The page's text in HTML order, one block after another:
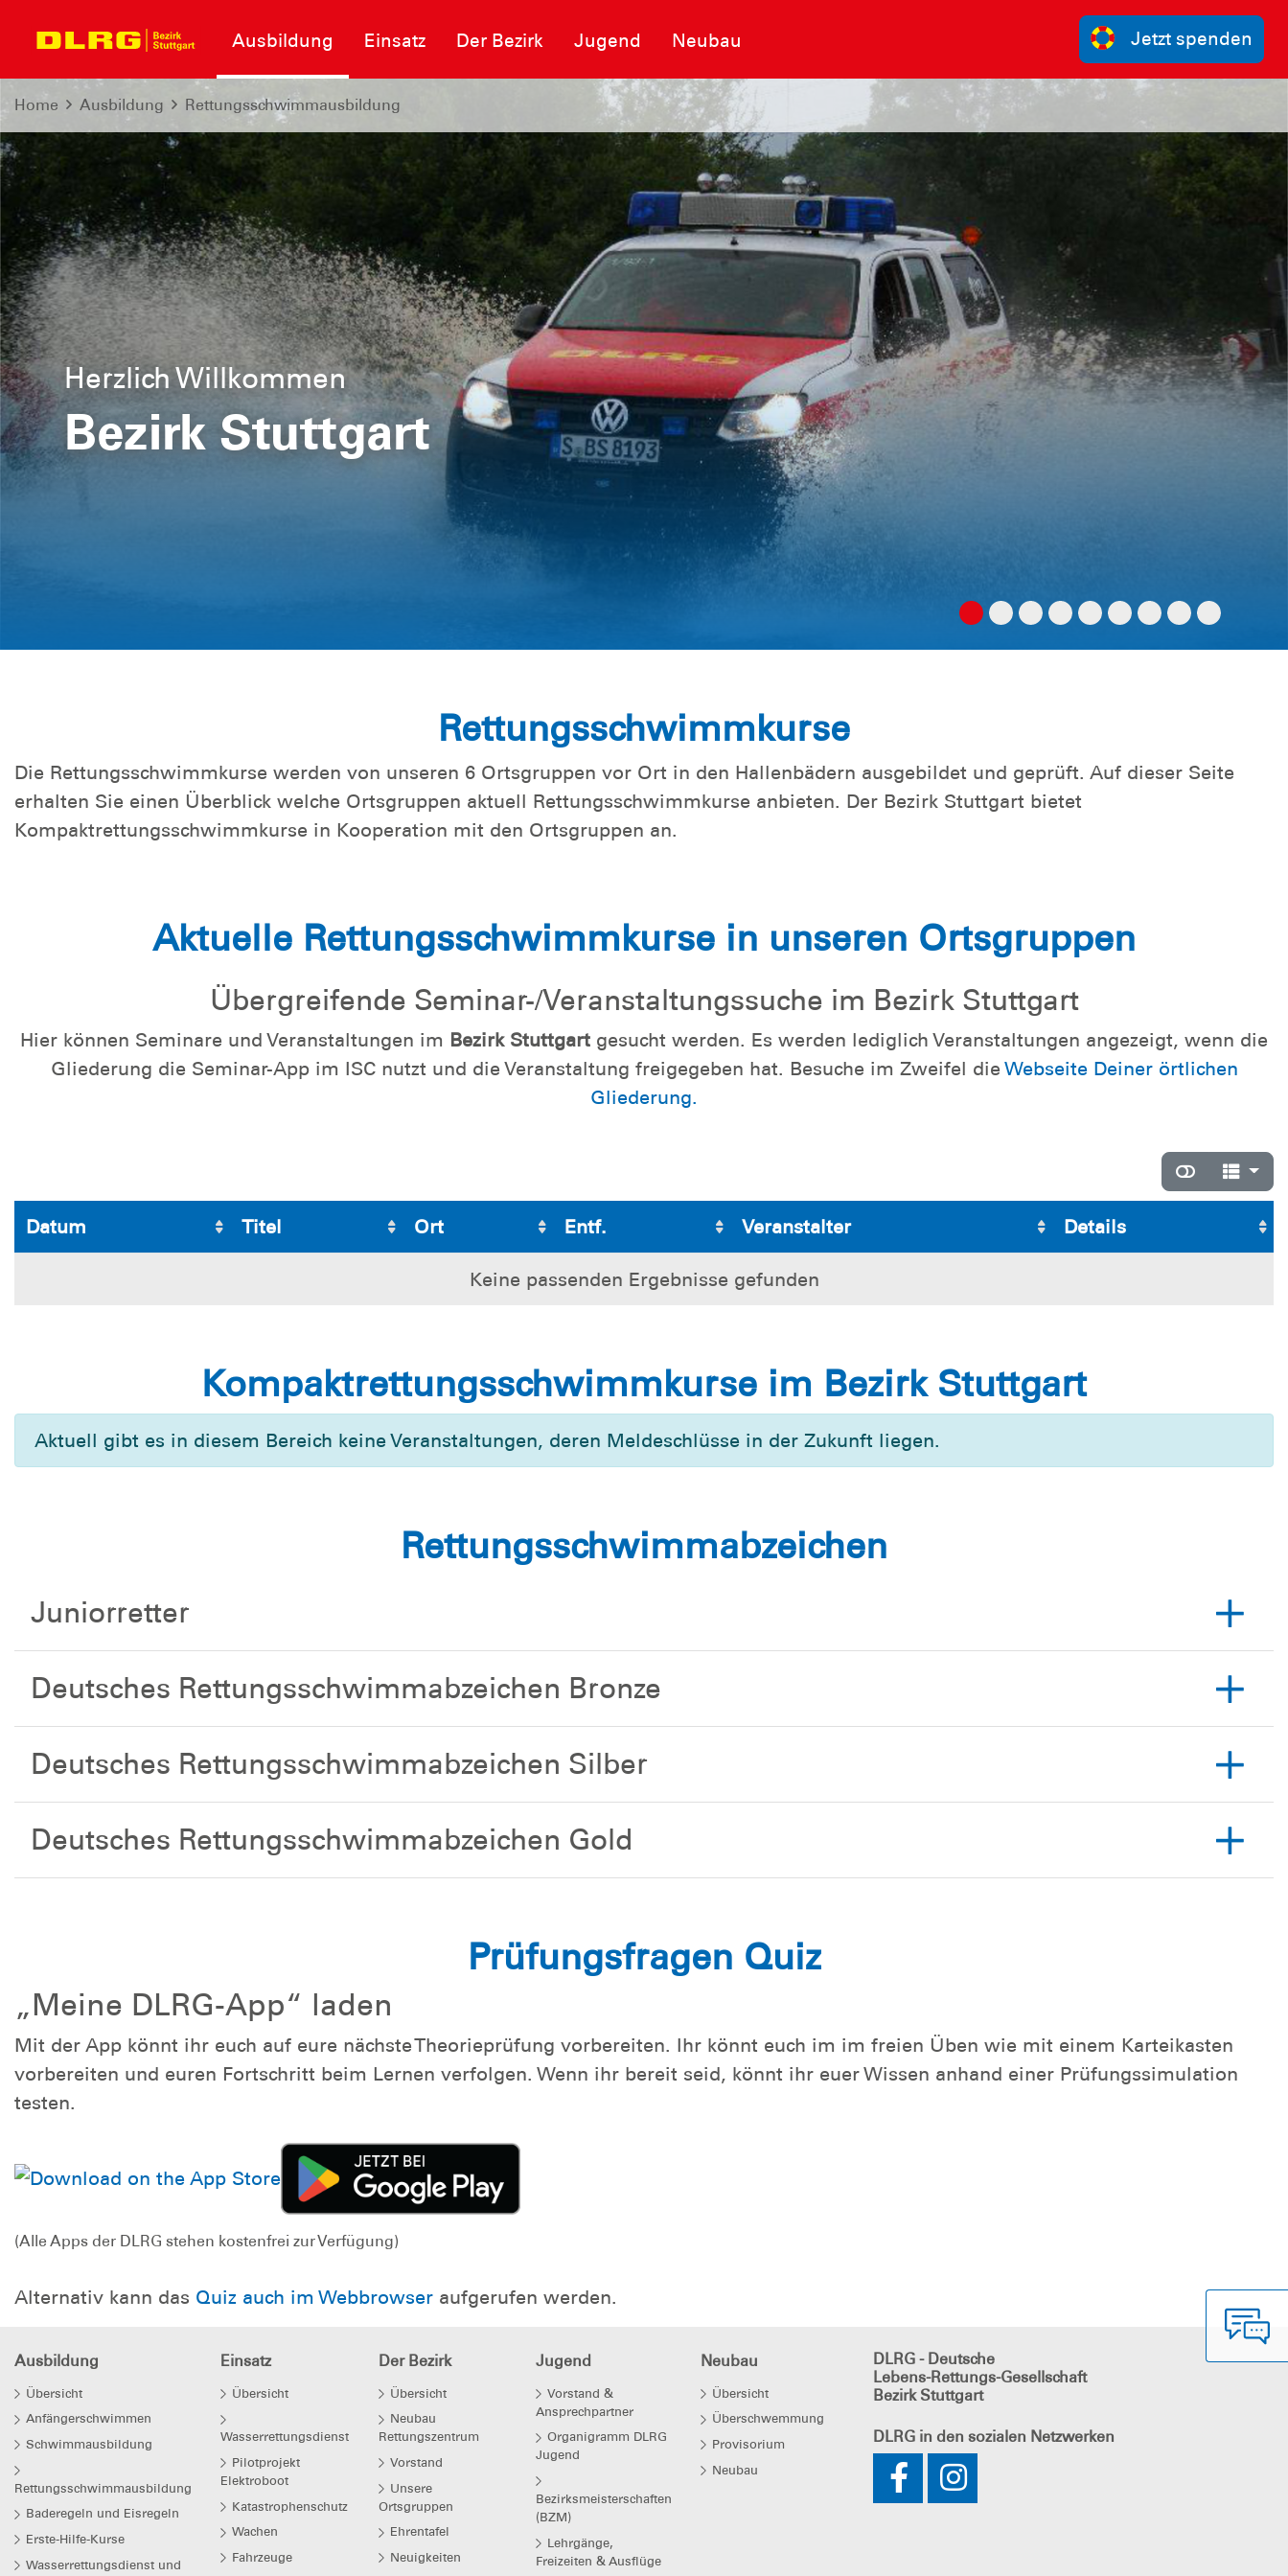
Ausbildung Einsatz Der Bezirk Jugend Neubau Jetzt spenden
Home Ausbildung Rettungsschwimmausbildung
Herzlich Willkommen
Bezirk Stuttgart
Informationen zum Neubau des Rettungszentrums
Neubau Rettungszentrum
Rettungsschwimmkurse
Die Rettungsschwimmkurse werden von unseren 6 Ortsgruppen vor Ort in den Hallenbädern ausgebildet und geprüft. Auf dieser Seite
erhalten Sie einen Überblick welche Ortsgruppen aktuell Rettungsschwimmkurse anbieten. Der Bezirk Stuttgart bietet
Kompaktrettungsschwimmkurse in Kooperation mit den Ortsgruppen an.
Aktuelle Rettungsschwimmkurse in unseren Ortsgruppen
Übergreifende Seminar-/​Veranstaltungssuche im Bezirk Stuttgart
Hier können Seminare und Veranstaltungen im Bezirk Stuttgart gesucht werden. Es werden lediglich Veranstaltungen angezeigt, wenn die
Gliederung die Seminar-App im ISC nutzt und die Veranstaltung freigegeben hat. Besuche im Zweifel die Webseite Deiner örtlichen
Gliederung.
Datum Titel Ort Entf. Veranstalter Details
Keine passenden Ergebnisse gefunden
Kompaktrettungsschwimmkurse im Bezirk Stuttgart
Aktuell gibt es in diesem Bereich keine Veranstaltungen, deren Meldeschlüsse in der Zukunft liegen.
Rettungsschwimmabzeichen
Juniorretter
Deutsches Rettungsschwimmabzeichen Bronze
Deutsches Rettungsschwimmabzeichen Silber
Deutsches Rettungsschwimmabzeichen Gold
Prüfungsfragen Quiz
„Meine DLRG-App“ laden
Mit der App könnt ihr euch auf eure nächste Theorieprüfung vorbereiten. Ihr könnt euch im im freien Üben wie mit einem Karteikasten
vorbereiten und euren Fortschritt beim Lernen verfolgen. Wenn ihr bereit seid, könnt ihr euer Wissen anhand einer Prüfungssimulation
testen.
(Alle Apps der DLRG stehen kostenfrei zur Verfügung)
Alternativ kann das Quiz auch im Webbrowser aufgerufen werden.
Ausbildung
Übersicht
Anfängerschwimmen
Schwimmausbildung
Rettungsschwimmausbildung
Baderegeln und Eisregeln
Erste-Hilfe-Kurse
Wasserrettungsdienst und
Einsatz
Übersicht
Wasserrettungsdienst
Pilotprojekt
Elektroboot
Katastrophenschutz
Wachen
Fahrzeuge
Der Bezirk
Übersicht
Neubau
Rettungszentrum
Vorstand
Unsere
Ortsgruppen
Ehrentafel
Neuigkeiten
Jugend
Vorstand &
Ansprechpartner
Organigramm DLRG
Jugend
Bezirksmeisterschaften
(BZM)
Lehrgänge,
Freizeiten & Ausflüge
Neubau
Übersicht
Überschwemmung
Provisorium
Neubau
DLRG - Deutsche
Lebens-Rettungs-Gesellschaft
Bezirk Stuttgart
DLRG in den sozialen Netzwerken